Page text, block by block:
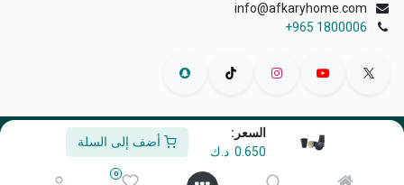
السعر:
0.650 د.ك
أضف إلى السلة
0
info@afkaryhome.com
+965 1800006
الْعَرَبيّة English (US)